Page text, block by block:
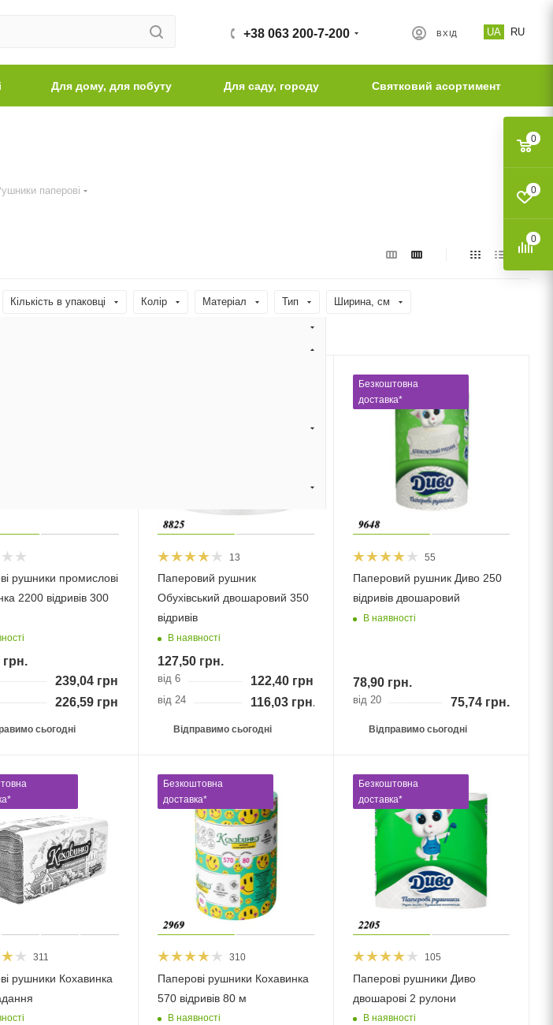
UA RU
ВХІД
+38 063 200-7-200
Для дому, для побуту Для саду, городу Святковий асортимент
паперові
Кількість в упаковці Колір Матеріал Тип Ширина, cм
рушники промислові
2200 відривів 300
грн.
239,04грн.
226,59грн.
сьогодні
13
Паперовий рушник
Обухівський двошаровий 350
відривів
В наявності
127,50грн.
від 6 122,40 грн.
від 24 116,03 грн.
Відправимо сьогодні
Безкоштовна
доставка*
55
Паперовий рушник Диво 250
відривів двошаровий
В наявності
78,90грн.
від 20 75,74 грн.
Відправимо сьогодні
311
рушники Кохавинка
Безкоштовна
доставка*
310
Паперові рушники Кохавинка
570 відривів 80 м
В наявності
Безкоштовна
доставка*
105
Паперові рушники Диво
двошарові 2 рулони
В наявності
0
0
0